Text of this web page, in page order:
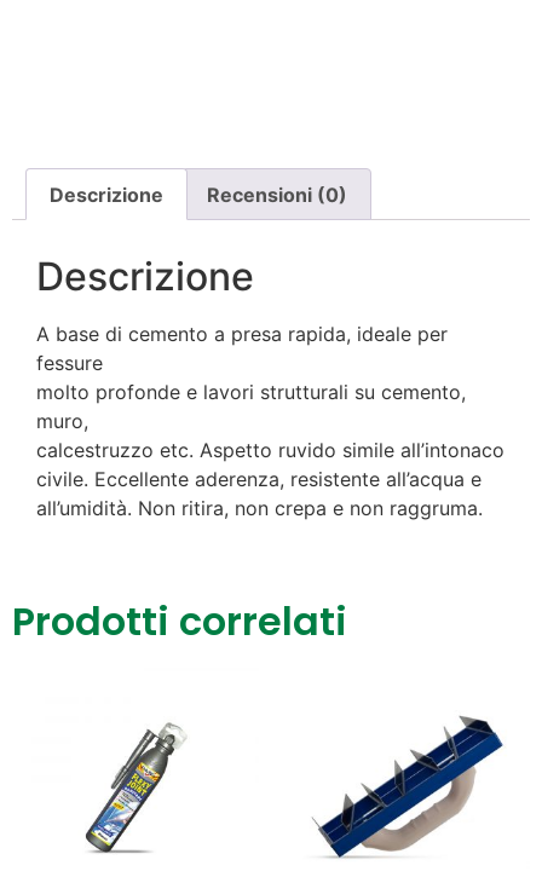
Descrizione Recensioni (0)
Descrizione
A base di cemento a presa rapida, ideale per
fessure
molto profonde e lavori strutturali su cemento,
muro,
calcestruzzo etc. Aspetto ruvido simile all’intonaco
civile. Eccellente aderenza, resistente all’acqua e
all’umidità. Non ritira, non crepa e non raggruma.
Prodotti correlati